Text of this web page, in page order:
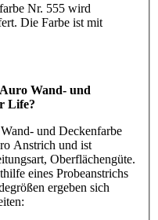
Nr. 555 wird
Die Farbe ist mit
Wand- und
Life?
und Deckenfarbe
Anstrich und ist
Oberflächengüte.
eines Probeanstrichs
ergeben sich